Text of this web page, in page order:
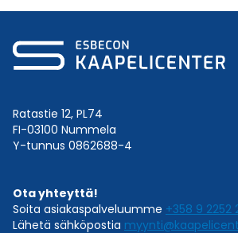
Ratastie 12, PL74
FI-03100 Nummela
Y-tunnus 0862688-4
Ota yhteyttä!
Soita asiakaspalveluumme +358 9 2252
Lähetä sähköpostia